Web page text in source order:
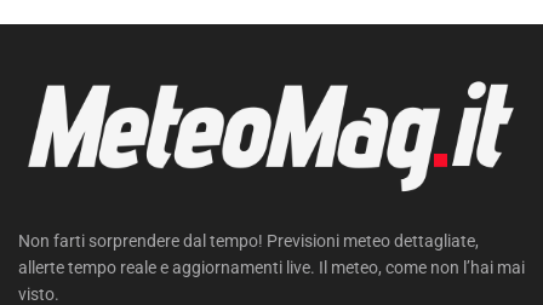
Non farti sorprendere dal tempo! Previsioni meteo dettagliate,
allerte tempo reale e aggiornamenti live. Il meteo, come non l’hai mai
visto.